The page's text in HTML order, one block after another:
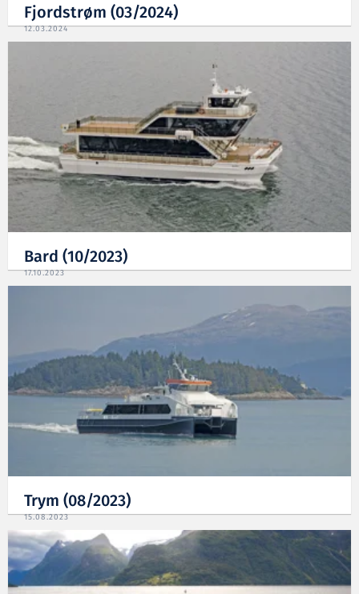
Fjordstrøm (03/2024)
12.03.2024
Bard (10/2023)
17.10.2023
Trym (08/2023)
15.08.2023